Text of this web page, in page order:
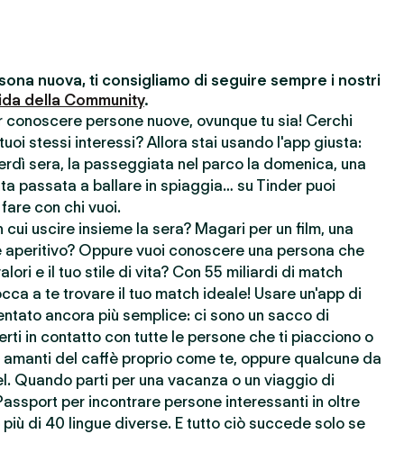
nuova, ti consigliamo di seguire sempre i nostri
della Community.
persone nuove, ovunque tu sia! Cerchi
stessi interessi? Allora stai usando l'app giusta:
sera, la passeggiata nel parco la domenica, una
passata a ballare in spiaggia… su Tinder puoi
con chi vuoi.
uscire insieme la sera? Magari per un film, una
aperitivo? Oppure vuoi conoscere una persona che
e il tuo stile di vita? Con 55 miliardi di match
a te trovare il tuo match ideale! Usare un'app di
ancora più semplice: ci sono un sacco di
in contatto con tutte le persone che ti piacciono o
del caffè proprio come te, oppure qualcunə da
Quando parti per una vacanza o un viaggio di
per incontrare persone interessanti in oltre
di 40 lingue diverse. E tutto ciò succede solo se